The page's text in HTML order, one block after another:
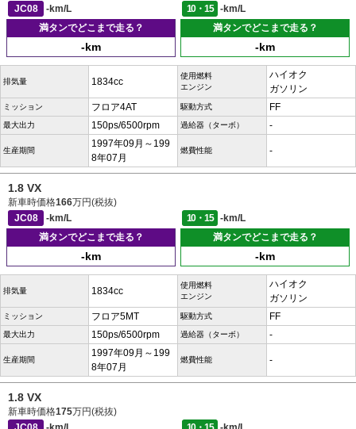
JC08
-km/L 10・15
-km/L
満タンでどこまで走る？
-km
満タンでどこまで走る？
-km
排気量 1834cc
使用燃料
エンジン
ハイオク
ガソリン
ミッション フロア4AT 駆動方式 FF
最大出力 150ps/6500rpm 過給器（ターボ） -
生産期間
1997年09月～199
8年07月
燃費性能 -
1.8 VX
新車時価格166万円(税抜)
JC08
-km/L 10・15
-km/L
満タンでどこまで走る？
-km
満タンでどこまで走る？
-km
排気量 1834cc
使用燃料
エンジン
ハイオク
ガソリン
ミッション フロア5MT 駆動方式 FF
最大出力 150ps/6500rpm 過給器（ターボ） -
生産期間
1997年09月～199
8年07月
燃費性能 -
1.8 VX
新車時価格175万円(税抜)